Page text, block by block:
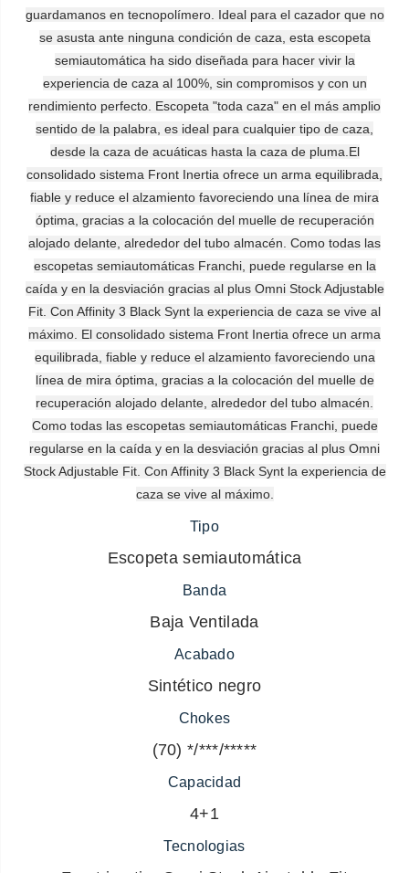
guardamanos en tecnopolímero. Ideal para el cazador que no
se asusta ante ninguna condición de caza, esta escopeta
semiautomática ha sido diseñada para hacer vivir la
experiencia de caza al 100%, sin compromisos y con un
rendimiento perfecto. Escopeta "toda caza" en el más amplio
sentido de la palabra, es ideal para cualquier tipo de caza,
desde la caza de acuáticas hasta la caza de pluma.El
consolidado sistema Front Inertia ofrece un arma equilibrada,
fiable y reduce el alzamiento favoreciendo una línea de mira
óptima, gracias a la colocación del muelle de recuperación
alojado delante, alrededor del tubo almacén. Como todas las
escopetas semiautomáticas Franchi, puede regularse en la
caída y en la desviación gracias al plus Omni Stock Adjustable
Fit. Con Affinity 3 Black Synt la experiencia de caza se vive al
máximo. El consolidado sistema Front Inertia ofrece un arma
equilibrada, fiable y reduce el alzamiento favoreciendo una
línea de mira óptima, gracias a la colocación del muelle de
recuperación alojado delante, alrededor del tubo almacén.
Como todas las escopetas semiautomáticas Franchi, puede
regularse en la caída y en la desviación gracias al plus Omni
Stock Adjustable Fit. Con Affinity 3 Black Synt la experiencia de
caza se vive al máximo.
Tipo
Escopeta semiautomática
Banda
Baja Ventilada
Acabado
Sintético negro
Chokes
(70) */***/*****
Capacidad
4+1
Tecnologias